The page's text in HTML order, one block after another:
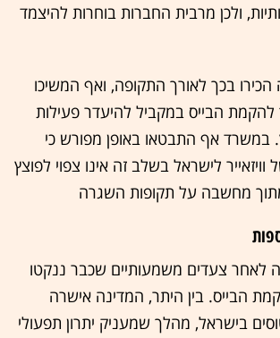
ולכן מרבית החברות בוחרות להיצמד
בכך לאורך התקופה, ואף המשיכו
הבייס במקביל להיעדר פעילות
אף התבטאו באופן מפורש כי
לישראל בשלב זה אינו צפוי לפוצץ
מחשבה על תקופות השגרה
לאחר צעדים משמעותיים שכבר ננקטו
הבייס. בין היתר, המדינה אישרה
בישראל, מהלך שמעניק יתרון תפעולי